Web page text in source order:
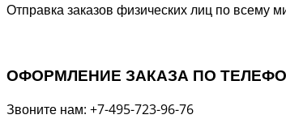
Отправка заказов физических лиц по всему
ОФОРМЛЕНИЕ ЗАКАЗА ПО
Звоните нам: +7-495-723-96-76